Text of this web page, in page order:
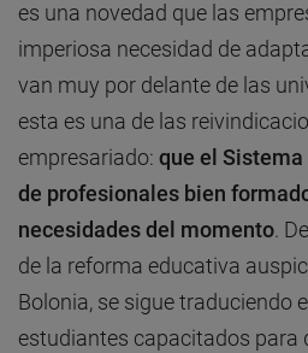
es una novedad que las
imperiosa necesidad de
van muy por delante de las
esta es una de las
empresariado: que el
de profesionales bien
necesidades del momento .
de la reforma educativa
Bolonia, se sigue traduciendo
estudiantes capacitados para